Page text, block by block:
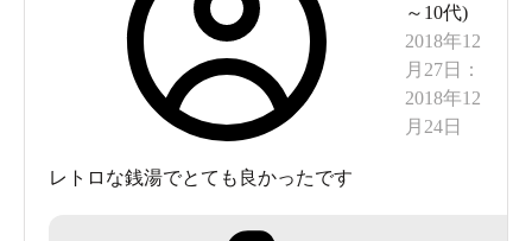
～10代)
2018年12
月27日
：
2018年12
月24日
レトロな銭湯でとても良かったです